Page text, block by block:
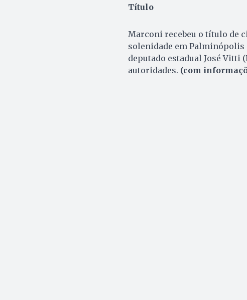
Título
Marconi recebeu o título de
solenidade em Palminópolis
deputado estadual José Vitti
autoridades. (com